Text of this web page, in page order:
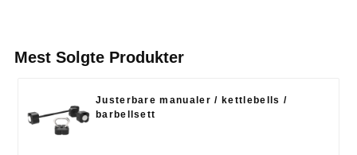
Mest Solgte Produkter
Justerbare manualer / kettlebells /
barbellsett